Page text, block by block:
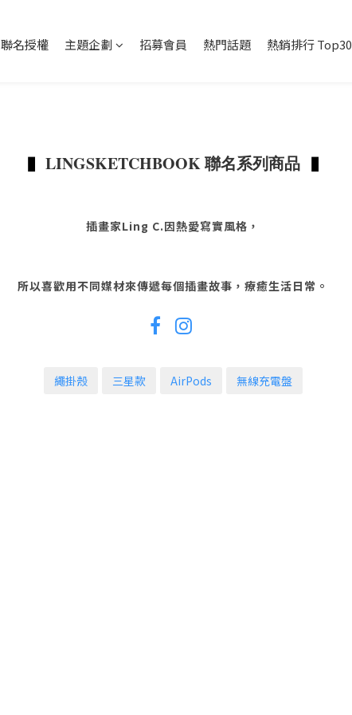
聯名授權 主題企劃 招募會員 熱門話題 熱銷排行 Top30
▮ LINGSKETCHBOOK 聯名系列商品 ▮
插畫家Ling C.因熱愛寫實風格，
所以喜歡用不同媒材來傳遞每個插畫故事，療癒生活日常。
繩掛殼 三星款 AirPods 無線充電盤